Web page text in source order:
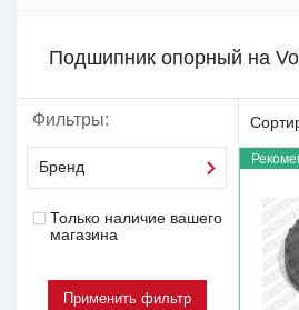
Подшипник опорный на
Фильтры:
Бренд
Только наличие вашего
магазина